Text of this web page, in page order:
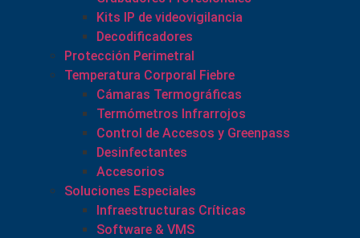
Kits IP de videovigilancia
Decodificadores
Protección Perimetral
Temperatura Corporal Fiebre
Cámaras Termográficas
Termómetros Infrarrojos
Control de Accesos y Greenpass
Desinfectantes
Accesorios
Soluciones Especiales
Infraestructuras Críticas
Software & VMS